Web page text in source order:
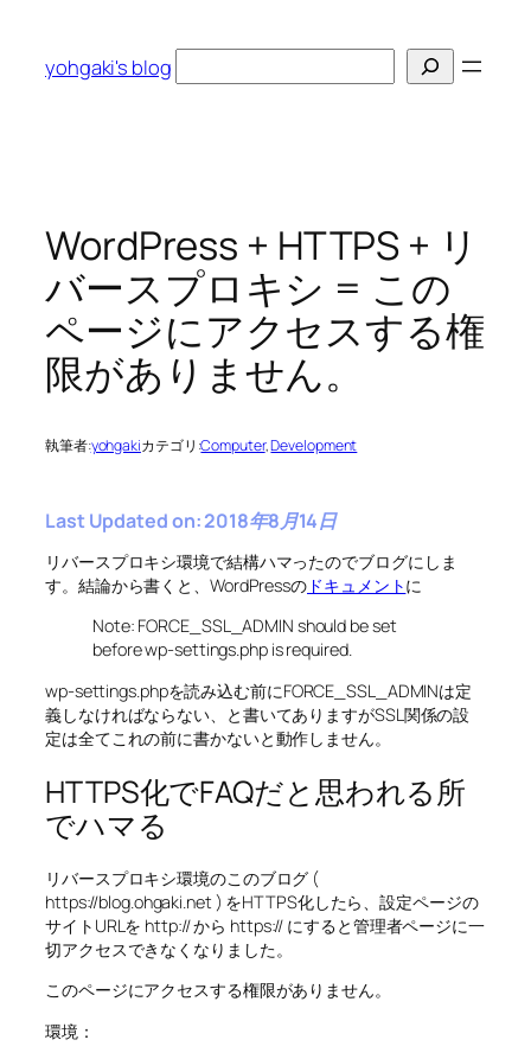
yohgaki's blog
索
WordPress + HTTPS + リ
バースプロキシ = この
ページにアクセスする権
限がありません。
執筆者:yohgakiカテゴリ:Computer, Development
Last Updated on: 2018年8月14日
リバースプロキシ環境で結構ハマったのでブログにしま
す。結論から書くと、WordPressの ドキュメントに
Note: FORCE_SSL_ADMIN should be set
before wp-settings.php is required.
wp-settings.phpを読み込む前にFORCE_SSL_ADMINは定
義しなければならない、と書いてありますがSSL関係の設
定は全てこれの前に書かないと動作しません。
HTTPS化でFAQだと思われる所
でハマる
リバースプロキシ環境のこのブログ (
https://blog.ohgaki.net ) をHTTPS化したら、設定ページの
サイトURLを http:// から https:// にすると管理者ページに一
切アクセスできなくなりました。
このページにアクセスする権限がありません。
環境：